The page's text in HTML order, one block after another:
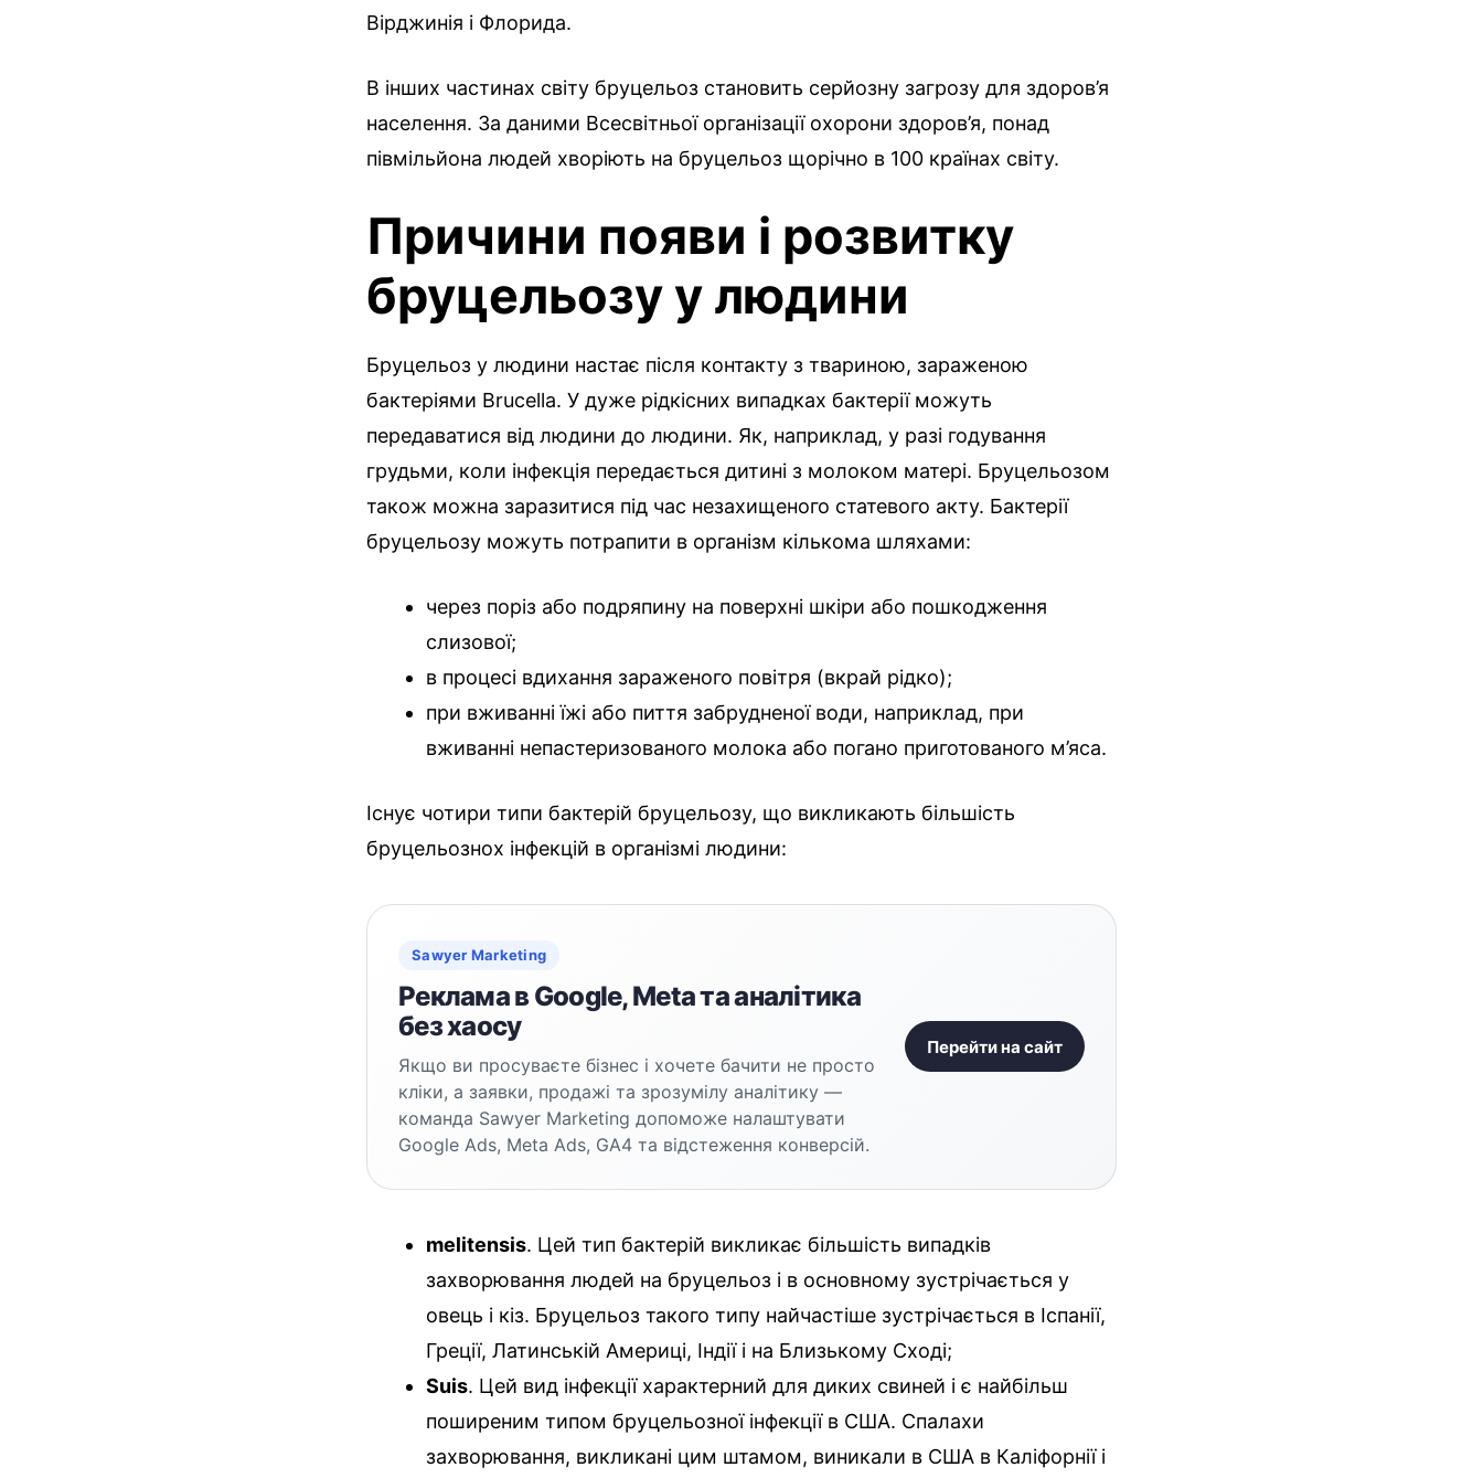
Вірджинія і Флорида.
В інших частинах світу бруцельоз становить серйозну загрозу для здоров’я
населення. За даними Всесвітньої організації охорони здоров’я, понад
півмільйона людей хворіють на бруцельоз щорічно в 100 країнах світу.
Причини появи і розвитку
бруцельозу у людини
Бруцельоз у людини настає після контакту з твариною, зараженою
бактеріями Brucella. У дуже рідкісних випадках бактерії можуть
передаватися від людини до людини. Як, наприклад, у разі годування
грудьми, коли інфекція передається дитині з молоком матері. Бруцельозом
також можна заразитися під час незахищеного статевого акту. Бактерії
бруцельозу можуть потрапити в організм кількома шляхами:
через поріз або подряпину на поверхні шкіри або пошкодження
слизової;
в процесі вдихання зараженого повітря (вкрай рідко);
при вживанні їжі або пиття забрудненої води, наприклад, при
вживанні непастеризованого молока або погано приготованого м’яса.
Існує чотири типи бактерій бруцельозу, що викликають більшість
бруцельознох інфекцій в організмі людини:
Sawyer Marketing
Реклама в Google, Meta та аналітика
без хаосу
Якщо ви просуваєте бізнес і хочете бачити не просто
кліки, а заявки, продажі та зрозумілу аналітику —
команда Sawyer Marketing допоможе налаштувати
Google Ads, Meta Ads, GA4 та відстеження конверсій.
Перейти на сайт
melitensis. Цей тип бактерій викликає більшість випадків
захворювання людей на бруцельоз і в основному зустрічається у
овець і кіз. Бруцельоз такого типу найчастіше зустрічається в Іспанії,
Греції, Латинській Америці, Індії і на Близькому Сході;
Suis. Цей вид інфекції характерний для диких свиней і є найбільш
поширеним типом бруцельозної інфекції в США. Спалахи
захворювання, викликані цим штамом, виникали в США в Каліфорнії і